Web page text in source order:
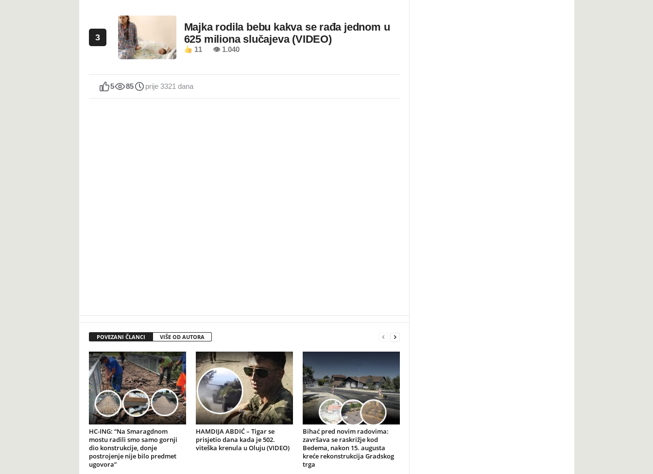
3
Majka rodila bebu kakva se rađa jednom u
625 miliona slučajeva (VIDEO)
11 👁 1.040
5 85 prije 3321 dana
POVEZANI ČLANCI VIŠE OD AUTORA
HC-ING: “Na Smaragdnom
mostu radili smo samo gornji
dio konstrukcije, donje
postrojenje nije bilo predmet
ugovora”
HAMDIJA ABDIĆ – Tigar se
prisjetio dana kada je 502.
viteška krenula u Oluju (VIDEO)
Bihać pred novim radovima:
završava se raskrižje kod
Bedema, nakon 15. augusta
kreće rekonstrukcija Gradskog
trga